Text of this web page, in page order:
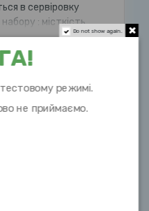
в сервіровку
: місткість
Do not show again.
режимі.
не приймаємо.